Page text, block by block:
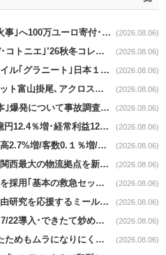
ファストリnews｜｢フランス山火事｣へ100万ユーロ寄付･衣料5万点も提供 (2026.08.06)
ユニクロnews｜｢コントワー･デ･コトニエ｣’26秋冬コレクション8/28発売 (2026.08.06)
イオンリテールnews｜北欧スタイル｢グラニート｣日本１号店を自由が丘に開業 (2026.08.06)
平和堂news｜9/18フーズマーケット富山掛尾､アクロスプラザ内に出店 (2026.08.06)
イオンnews｜｢イオンモール熊本｣爆発について事故調査委員会設置 (2026.08.06)
ケーズnews｜第1Q売上高1999億円12.4％増･経常利益125.0%増 (2026.08.06)
ヤオコーnews｜７月既存店売上高2.7%増/客数0.１％増/客単価2.6％増 (2026.08.06)
アマゾンnews｜兵庫県尼崎市に関西最大の物流拠点を新設・市内2拠点目 (2026.08.06)
アスクルnews｜紙製パッケージを採用｢基本の救急セット｣8/5発売 (2026.08.06)
オイシックスnews｜子どもの自由研究を応援するミールキット8/6発売 (2026.08.06)
ローソンnews｜｢鍋さばきロボ｣7/22導入･できたて炒めメニューを提供 (2026.08.06)
カインズnews｜｢解凍も冷食あたためもムラになりにくいフラットレンジ｣発売 (2026.08.06)